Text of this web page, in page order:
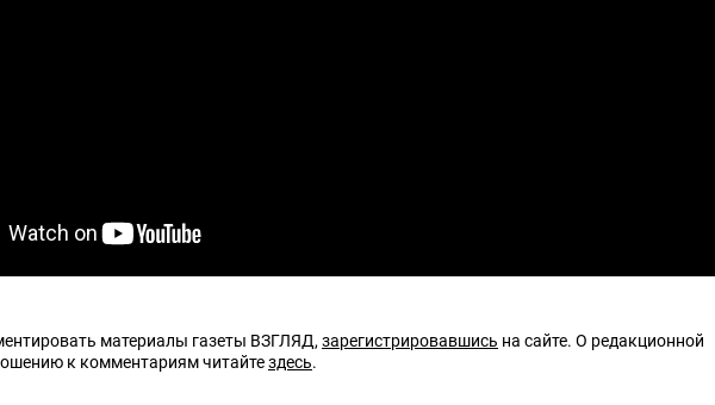
материалы газеты ВЗГЛЯД,зарегистрировавшись на сайте. О редакционной
к комментариям читайтездесь.